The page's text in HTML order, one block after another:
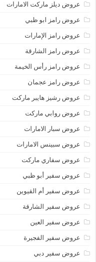
عروض ديلز ماركت الامارات
عروض رامز ابو ظبي
عروض رامز الإمارات
عروض رامز الشارقة
عروض رامز رأس الخيمة
عروض رامز عجمان
عروض رشيز هايبر ماركت
عروض روابي ماركت
عروض سبار الامارات
عروض سبينس الامارات
عروض سفاري ماركت
عروض سفير أبو ظبي
عروض سفير أم القيوين
عروض سفير الشارقة
عروض سفير العين
عروض سفير الفجيرة
عروض سفير دبي